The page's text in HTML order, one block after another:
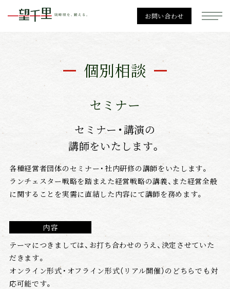
お問い合わせ
経営戦略
個別相談
セミナー
セミナー・講演の
講師をいたします。
各種経営者団体のセミナー・社内研修の講師をいたします。
ランチェスター戦略を踏まえた経営戦略の講義、また経営全般
に関することを実需に直結した内容にて講師を務めます。
内容
テーマにつきましては、お打ち合わせのうえ、決定させていた
だきます。
オンライン形式・オフライン形式（リアル開催）のどちらでも対
応可能です。